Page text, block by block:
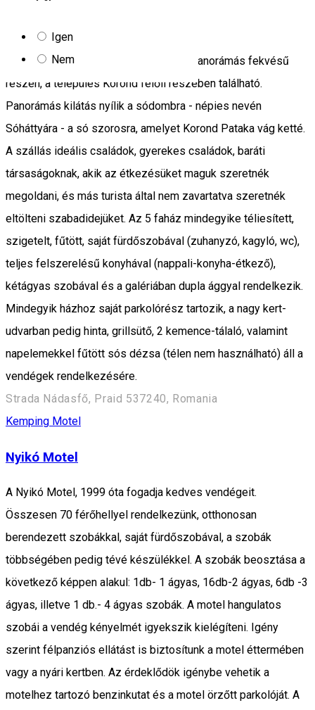
Igen
Nem
A Manó Kulcsosházak Parajd község panorámás fekvésű
részén, a település Korond felőli részében található.
Panorámás kilátás nyílik a sódombra - népies nevén
Sóháttyára - a só szorosra, amelyet Korond Pataka vág ketté.
A szállás ideális családok, gyerekes családok, baráti
társaságoknak, akik az étkezésüket maguk szeretnék
megoldani, és más turista által nem zavartatva szeretnék
eltölteni szabadidejüket. Az 5 faház mindegyike téliesített,
szigetelt, fűtött, saját fürdőszobával (zuhanyzó, kagyló, wc),
teljes felszerelésű konyhával (nappali-konyha-étkező),
kétágyas szobával és a galériában dupla ággyal rendelkezik.
Mindegyik házhoz saját parkolórész tartozik, a nagy kert-
udvarban pedig hinta, grillsütő, 2 kemence-tálaló, valamint
napelemekkel fűtött sós dézsa (télen nem használható) áll a
vendégek rendelkezésére.
Strada Nádasfő, Praid 537240, Romania
Kemping Motel
Nyikó Motel
A Nyikó Motel, 1999 óta fogadja kedves vendégeit.
Összesen 70 férőhellyel rendelkezünk, otthonosan
berendezett szobákkal, saját fürdőszobával, a szobák
többségében pedig tévé készülékkel. A szobák beosztása a
következő képpen alakul: 1db- 1 ágyas, 16db-2 ágyas, 6db -3
ágyas, illetve 1 db.- 4 ágyas szobák. A motel hangulatos
szobái a vendég kényelmét igyekszik kielégíteni. Igény
szerint félpanziós ellátást is biztosítunk a motel éttermében
vagy a nyári kertben. Az érdeklődök igénybe vehetik a
motelhez tartozó benzinkutat és a motel örzőtt parkolóját. A